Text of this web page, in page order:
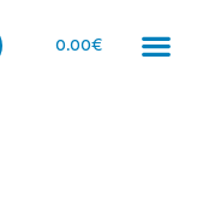
0.00€